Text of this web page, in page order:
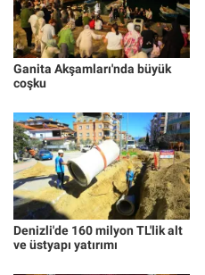
Ganita Akşamları'nda büyük
coşku
Denizli'de 160 milyon TL'lik alt
ve üstyapı yatırımı